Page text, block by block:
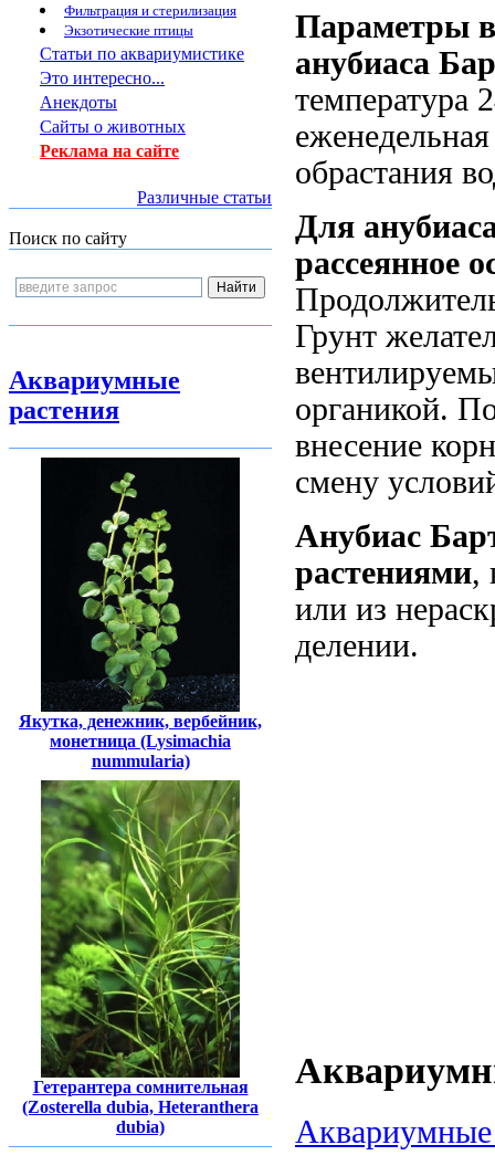
Фильтрация и стерилизация
Экзотические птицы
Статьи по аквариумистике
Это интересно...
Анекдоты
Сайты о животных
Реклама на сайте
Различные статьи
Поиск по сайту
Аквариумные
растения
Якутка, денежник, вербейник,
монетница (Lysimachia
nummularia)
Гетерантера сомнительная
(Zosterella dubia, Heteranthera
dubia)
Параметры
анубиаса
температура
обрастания
Для
рассеянное
Грунт
органикой.
внесение
смену
Анубиас
растениями,
или из
делении.
Аквариумные